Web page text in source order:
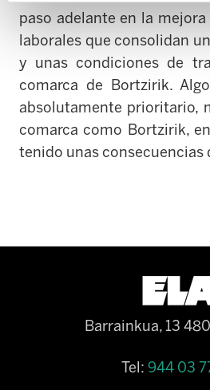
paso adelante en la
laborales que consolidan
y unas condiciones de
comarca de Bortzirik.
absolutamente prioritario,
comarca como Bortzirik,
tenido unas consecuencias
Barrainkua, 13
Tel: 944 03